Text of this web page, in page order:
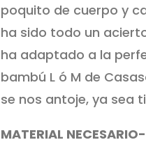
poquito de cuerpo y
ha sido todo un
ha adaptado a la
bambú L ó M de
se nos antoje, ya sea
MATERIAL NECESARIO-